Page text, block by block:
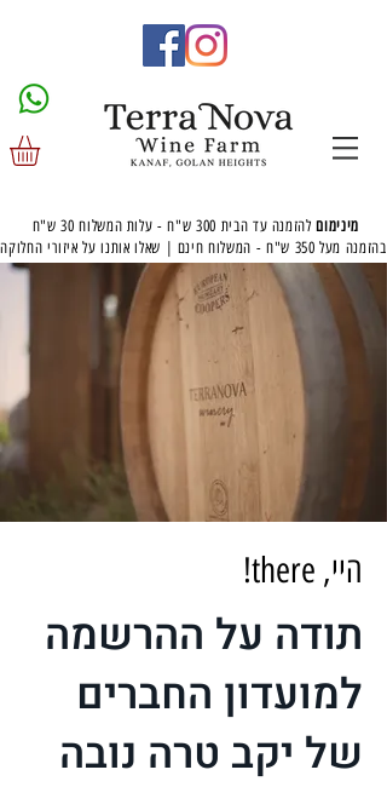
מינימום להזמנה עד הבית 300 ש"ח - עלות המשלוח 30 ש"ח
בהזמנה מעל 350 ש"ח - המשלוח חינם | שאלו אותנו על איזורי החלוקה
היי, there!
תודה על ההרשמה
למועדון החברים
של יקב טרה נובה